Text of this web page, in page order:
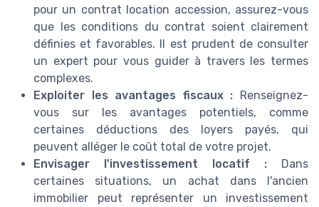
pour un contrat location accession, assurez-vous
que les conditions du contrat soient clairement
définies et favorables. Il est prudent de consulter
un expert pour vous guider à travers les termes
complexes.
Exploiter les avantages fiscaux : Renseignez-
vous sur les avantages potentiels, comme
certaines déductions des loyers payés, qui
peuvent alléger le coût total de votre projet.
Envisager l'investissement locatif : Dans
certaines situations, un achat dans l'ancien
immobilier peut représenter un investissement